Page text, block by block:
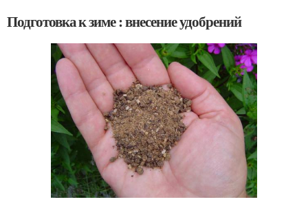
Подготовка к зиме : внесение удобрений